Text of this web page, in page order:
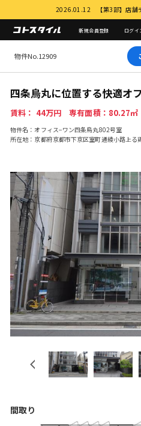
2026.01.12 【第3部】店舗
新規会員登録 ログイ
物件No.12909
四条烏丸に位置する快適オ
賃料： 44万円 専有面積：80.27㎡
物件名：オフィス−ワン四条烏丸802号室
所在地：京都府京都市下京区室町通綾小路上る
Previous
間取り